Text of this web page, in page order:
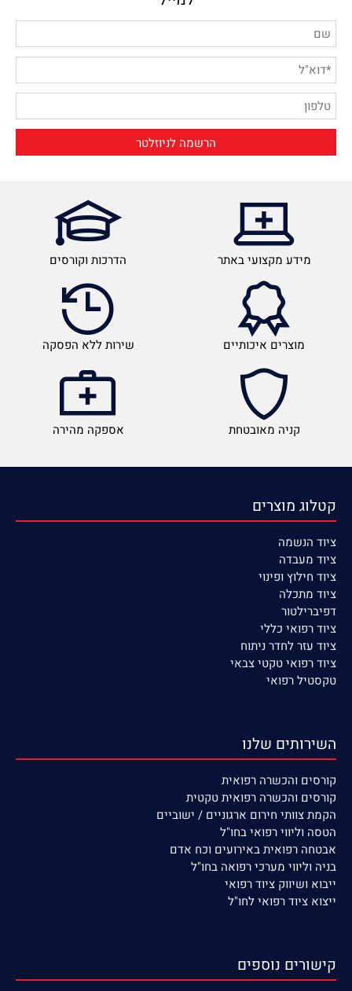
מידע מקצועי באתר הדרכות וקורסים
מוצרים איכותיים שירות ללא הפסקה
קניה מאובטחת אספקה מהירה
קטלוג מוצרים
ציוד הנשמה
ציוד מעבדה
ציוד חילוץ ופינוי
ציוד מתכלה
דפיברילטור
ציוד רפואי כללי
ציוד עזר לחדר ניתוח
ציוד רפואי טקטי צבאי
טקסטיל רפואי
השירותים שלנו
קורסים והכשרה רפואית
קורסים והכשרה רפואית טקטית
הקמת צוותי חירום ארגוניים / ישוביים
הטסה וליווי רפואי בחו"ל
אבטחה רפואית באירועים וכח אדם
בניה וליווי מערכי רפואה בחו"ל
ייבוא ושיווק ציוד רפואי
ייצוא ציוד רפואי לחו"ל
קישורים נוספים